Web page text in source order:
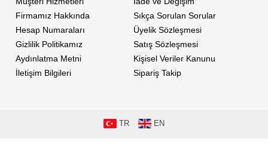
Firmamız Hakkında
Hesap Numaraları
Gizlilik Politikamız
Aydınlatma Metni
İletişim Bilgileri
Sıkça Sorulan Sorular
Üyelik Sözleşmesi
Satış Sözleşmesi
Kişisel Veriler Kanunu
Sipariş Takip
TR EN